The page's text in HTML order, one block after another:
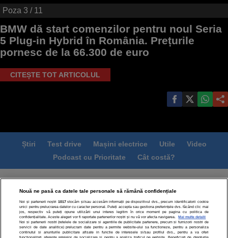
Poza 3 / 11
BMW dă start comenzilor pentru noul Seria
5 Plug-in Hybrid în România. Prețurile
pornesc de la 66.300 de euro
CITEȘTE TOT ARTICOLUL
Știri Test drive Mașini electrice Utile
Video
Podcast cu Prioritate
Cât costă?
Termeni si conditii
Politica de confidentialitate
Politica de cookies
Echipa editorială
Contact
Modifică Setările
Nouă ne pasă ca datele tale personale să rămână confidențiale
Noi și partenerii noștri 1017stocăm și/sau accesăm informații pe dispozitivul dvs., precum identificatorii cookie
unici pentru prelucrarea datelor cu caracter personal. Puteți accepta sau gestiona preferințele dvs. făcând clic mai
jos, respectiv vă puteți opune utilizării unui interes legitim în orice moment pe pagina cu politica de
confidențialitate. Aceste alegeri vor fi raportate partenerilor noștri și nu vă vor afecta navigarea.
Mai multe detalii
Noi si partenerii nostri (retelele de socializare si agentiile de publicitate partenere, precum si furnizorii nostri de
servicii de date analitice) prelucram date pentru a permite website-ului sa functioneze, pentru a personaliza
continutul si anunturile publicitare afisate in functie de interesele si/sau profilul dvs., pentru a va oferi
functionalitati aferente retelelor de socializare si pentru a analiza traficul pe website. Beneficiati de drepturile